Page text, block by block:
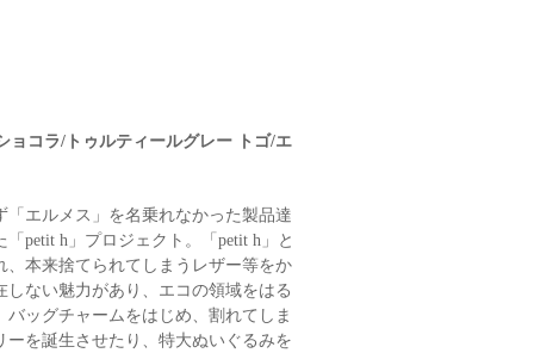
コラ/トゥルティールグレー トゴ/エ
エルメス」を名乗れなかった製品達
petit h」プロジェクト。「petit h」と
本来捨てられてしまうレザー等をか
ない魅力があり、エコの領域をはる
ッグチャームをはじめ、割れてしま
を誕生させたり、特大ぬいぐるみを